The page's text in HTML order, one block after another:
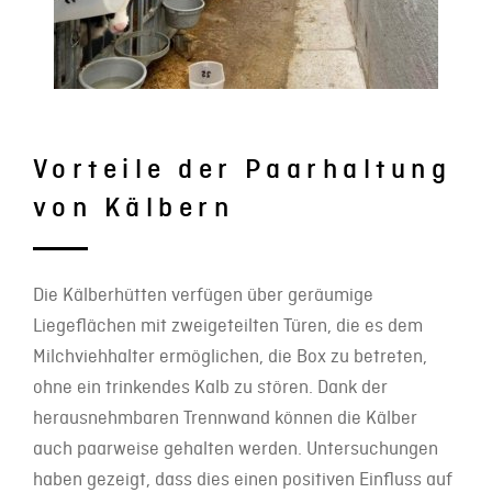
Vorteile der Paarhaltung
von Kälbern
Die Kälberhütten verfügen über geräumige
Liegeflächen mit zweigeteilten Türen, die es dem
Milchviehhalter ermöglichen, die Box zu betreten,
ohne ein trinkendes Kalb zu stören. Dank der
herausnehmbaren Trennwand können die Kälber
auch paarweise gehalten werden. Untersuchungen
haben gezeigt, dass dies einen positiven Einfluss auf